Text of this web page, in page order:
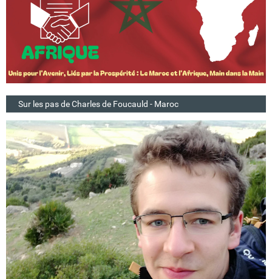
Sur les pas de Charles de Foucauld - Maroc